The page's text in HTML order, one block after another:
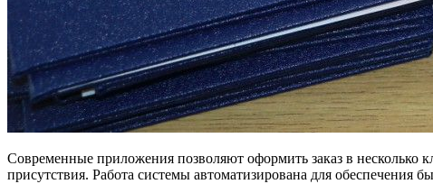
Современные приложения позволяют оформить заказ в несколько
присутствия. Работа системы автоматизирована для обеспечения